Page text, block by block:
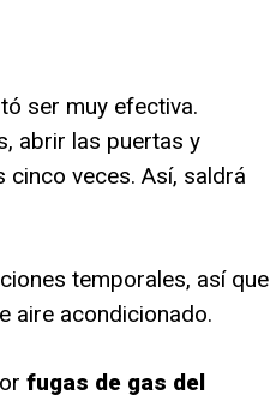
ser muy efectiva.
abrir las puertas y
veces. Así, saldrá
temporales, así que
aire acondicionado.
fugas de gas del